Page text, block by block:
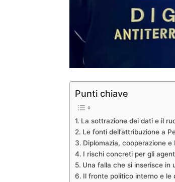
Punti chiave
La sottrazione dei dati e il
Le fonti dell’attribuzione a
Diplomazia, cooperazione
I rischi concreti per gli
Una falla che si inserisce in
Il fronte politico interno e le